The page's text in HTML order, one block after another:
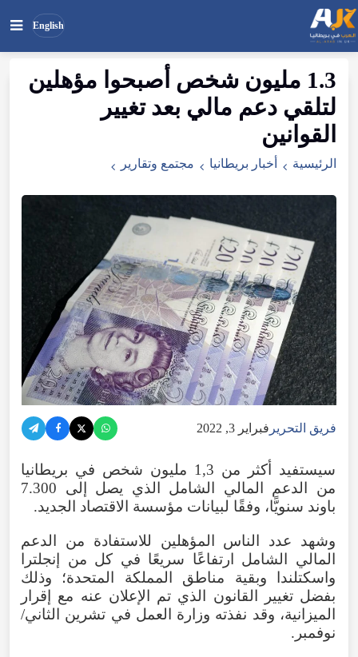
English
ابحث
في
الموقع
بحث
1.3 مليون شخص أصبحوا مؤهلين
لتلقي دعم مالي بعد تغيير
القوانين
الرئيسية أخبار بريطانيا مجتمع وتقارير
فريق التحرير فبراير 3, 2022
سيستفيد أكثر من 1,3 مليون شخص في بريطانيا
من الدعم المالي الشامل الذي يصل إلى 7.300
باوند سنويًّا، وفقًا لبيانات مؤسسة الاقتصاد الجديد.
وشهد عدد الناس المؤهلين للاستفادة من الدعم
المالي الشامل ارتفاعًا سريعًا في كل من إنجلترا
واسكتلندا وبقية مناطق المملكة المتحدة؛ وذلك
بفضل تغيير القانون الذي تم الإعلان عنه مع إقرار
الميزانية، وقد نفذته وزارة العمل في تشرين الثاني/
نوفمبر.